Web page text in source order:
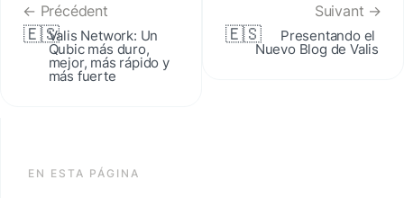
← Précédent
🇪🇸Valis Network: Un
Qubic más duro,
mejor, más rápido y
más fuerte
Suivant →
🇪🇸 Presentando el
Nuevo Blog de Valis
EN ESTA PÁGINA